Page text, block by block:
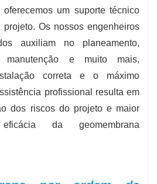
um suporte técnico
Os nossos engenheiros
auxiliam no planeamento,
manutenção e muito mais,
correta e o máximo
profissional resulta em
dos riscos do projeto e maior
da geomembrana